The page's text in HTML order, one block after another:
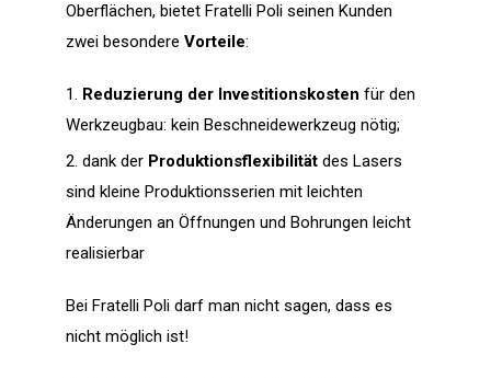
Oberflächen, bietet Fratelli Poli seinen Kunden
zwei besondere Vorteile:
Reduzierung der Investitionskosten für den
Werkzeugbau: kein Beschneidewerkzeug nötig;
dank der Produktionsflexibilität des Lasers
sind kleine Produktionsserien mit leichten
Änderungen an Öffnungen und Bohrungen leicht
realisierbar
Bei Fratelli Poli darf man nicht sagen, dass es
nicht möglich ist!